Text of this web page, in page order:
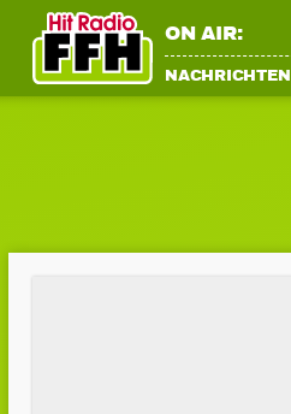
ON AIR:
NACHRICHTEN